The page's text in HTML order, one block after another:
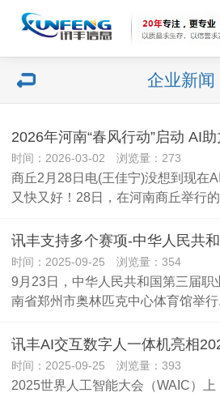
企业新闻
2026年河南“春风行动”启动 AI
时间：2026-03-02 浏览量：273
商丘2月28日电(王佳宁)没想到现在
又快又好！28日，在河南商丘举行
时间：2025-09-25 浏览量：354
9月23日，中华人民共和国第三届职
南省郑州市奥林匹克中心体育馆举行
讯丰AI交互数字人一体机亮相
时间：2025-09-25 浏览量：393
2025世界人工智能大会（WAIC）